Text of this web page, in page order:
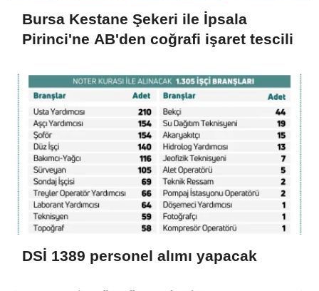
Bursa Kestane Şekeri ile İpsala
Pirinci'ne AB'den coğrafi işaret tescili
DSİ 1389 personel alımı yapacak